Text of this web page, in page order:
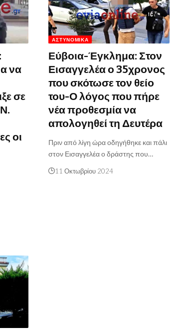
να
σε
οι
ΑΣΤΥΝΟΜΙΚΆ
Εύβοια-Έγκλημα: Στον
Εισαγγελέα ο 35χρονος
που σκότωσε τον θείο
του-Ο λόγος που πήρε
νέα προθεσμία να
απολογηθεί τη Δευτέρα
Πριν από λίγη ώρα οδηγήθηκε και πάλι
στον Εισαγγελέα ο δράστης που…
11 Οκτωβρίου 2024